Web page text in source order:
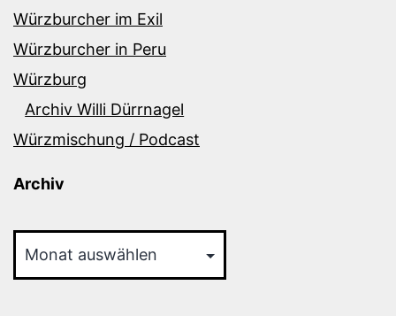
Würzburcher im Exil
Würzburcher in Peru
Würzburg
Archiv Willi Dürrnagel
Würzmischung / Podcast
Archiv